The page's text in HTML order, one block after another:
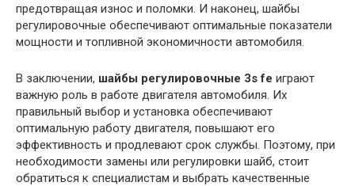
предотвращая износ и поломки. И наконец, шайбы
регулировочные обеспечивают оптимальные показатели
мощности и топливной экономичности автомобиля.
В заключении, шайбы регулировочные 3s fe играют
важную роль в работе двигателя автомобиля. Их
правильный выбор и установка обеспечивают
оптимальную работу двигателя, повышают его
эффективность и продлевают срок службы. Поэтому, при
необходимости замены или регулировки шайб, стоит
обратиться к специалистам и выбрать качественные